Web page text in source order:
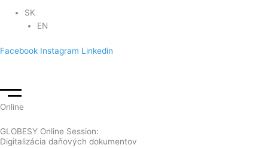
SK
EN
Facebook Instagram Linkedin
Online
GLOBESY Online Session:
Digitalizácia daňových dokumentov